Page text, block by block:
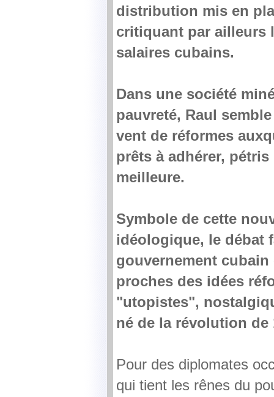
distribution mis en
critiquant par ailleurs
salaires cubains.
Dans une société
pauvreté, Raul
vent de réformes
prêts à adhérer,
meilleure.
Symbole de cette
idéologique, le débat
gouvernement
proches des idées
"utopistes",
né de la révolution de
Pour des diplomates
qui tient les rênes du